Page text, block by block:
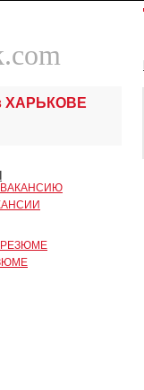
ХАРЬКОВЕ
РЕЗЮМЕ